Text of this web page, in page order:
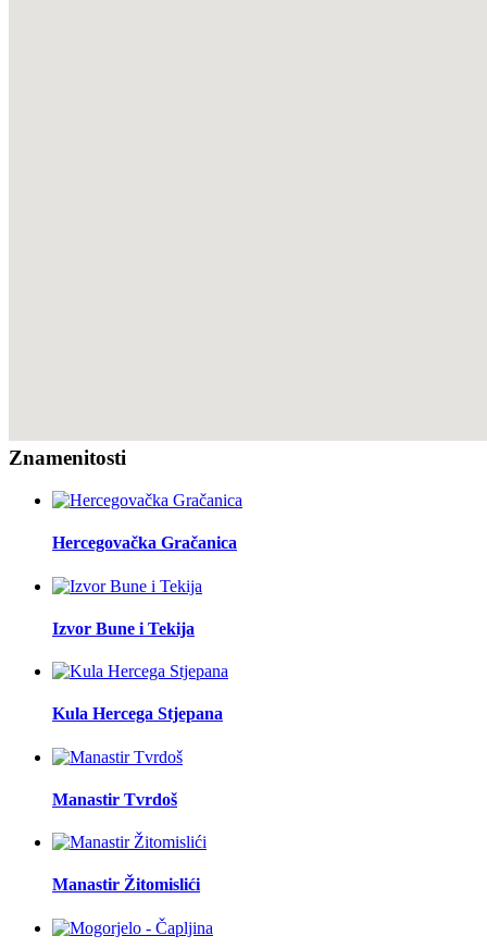
Znamenitosti
Hercegovačka Gračanica
Izvor Bune i Tekija
Kula Hercega Stjepana
Manastir Tvrdoš
Manastir Žitomislići